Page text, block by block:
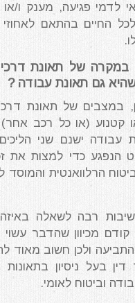
לדמי פגיעה, מענק ו/
החיים בהתאם לאחוזי
במקרה של תאונת
גם תאונת עבודה ?
במצבים של תאונת
קטנוע (או כל רכב
עבודה ישנם שני
הנפגע כדי למצות את
הרלוואנטית והמוסד
רבה לשאלה
קודם מכיוון שהדבר עשוי
ולכן חשוב מאוד
בעל ניסיון בתאונות
וביטוח לאומי.